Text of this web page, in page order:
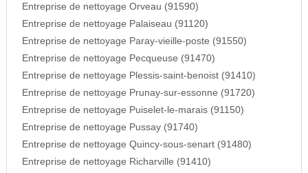
Entreprise de nettoyage Orveau (91590)
Entreprise de nettoyage Palaiseau (91120)
Entreprise de nettoyage Paray-vieille-poste (91550)
Entreprise de nettoyage Pecqueuse (91470)
Entreprise de nettoyage Plessis-saint-benoist (91410)
Entreprise de nettoyage Prunay-sur-essonne (91720)
Entreprise de nettoyage Puiselet-le-marais (91150)
Entreprise de nettoyage Pussay (91740)
Entreprise de nettoyage Quincy-sous-senart (91480)
Entreprise de nettoyage Richarville (91410)